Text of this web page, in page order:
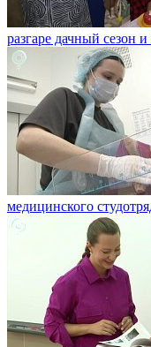
разгаре дачный сезон
медицинского